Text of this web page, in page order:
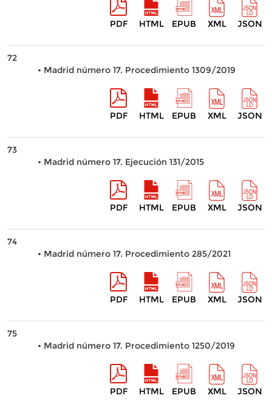
PDF HTML EPUB XML JSON
72
• Madrid número 17. Procedimiento 1309/2019
PDF HTML EPUB XML JSON
73
• Madrid número 17. Ejecución 131/2015
PDF HTML EPUB XML JSON
74
• Madrid número 17. Procedimiento 285/2021
PDF HTML EPUB XML JSON
75
• Madrid número 17. Procedimiento 1250/2019
PDF HTML EPUB XML JSON